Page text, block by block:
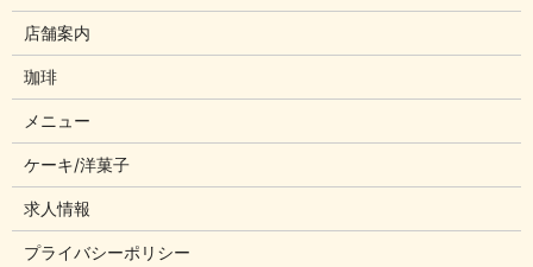
店舗案内
珈琲
メニュー
ケーキ/洋菓子
求人情報
プライバシーポリシー